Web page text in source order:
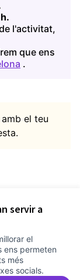
servir a
el
ens permeten
més
socials.
l'activitat,
que ens
.
el teu